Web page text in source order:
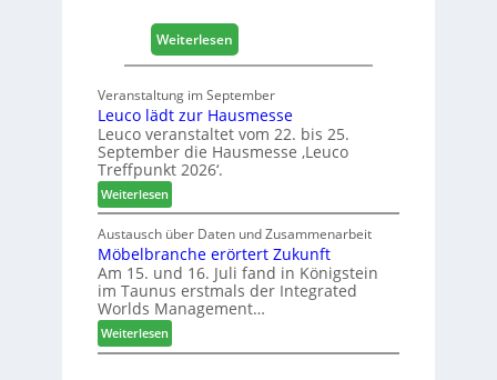
2
0
8
Weiterlesen:
4
J
a
h
C
M
D
e
u
s
Veranstaltung im September
Leuco lädt zur Hausmesse
Leuco veranstaltet vom 22. bis 25.
September die Hausmesse ‚Leuco
Treffpunkt 2026‘.
Weiterlesen:
L
e
u
c
o
l
ä
d
Austausch über Daten und Zusammenarbeit
Möbelbranche erörtert Zukunft
Am 15. und 16. Juli fand in Königstein
im Taunus erstmals der Integrated
Worlds Management…
Weiterlesen:
M